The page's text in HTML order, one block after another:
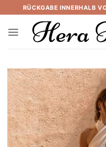
to
content
RÜCKGABE INNERHALB